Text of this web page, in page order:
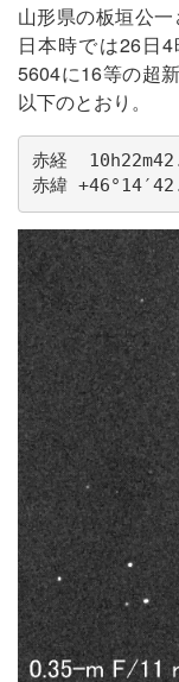
山形県の板垣公
日本時では26日
5604に16等の超
以下のとおり。
赤経
赤緯